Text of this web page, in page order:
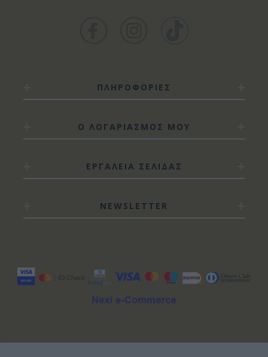
ΠΛΗΡΟΦΟΡΙΕΣ
Ο ΛΟΓΑΡΙΑΣΜΟΣ ΜΟΥ
ΕΡΓΑΛΕΙΑ ΣΕΛΙΔΑΣ
NEWSLETTER